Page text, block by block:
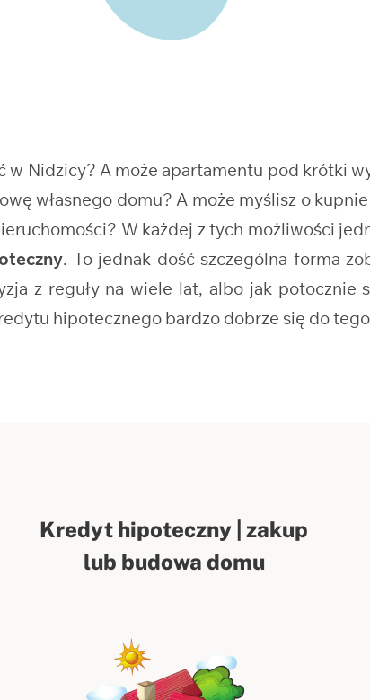
w Nidzicy? A może apartamentu pod krótki
własnego domu? A może myślisz o
W każdej z tych możliwości
. To jednak dość szczególna forma
z reguły na wiele lat, albo jak potocznie
hipotecznego bardzo dobrze się do
Kredyt hipoteczny | zakup
lub budowa domu